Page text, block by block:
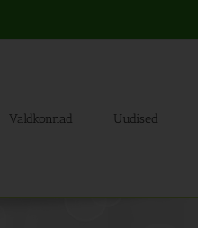
Valdkonnad Uudised